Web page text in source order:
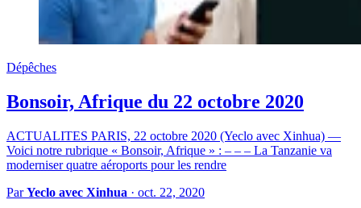
Dépêches
Bonsoir, Afrique du 22 octobre 2020
ACTUALITES PARIS, 22 octobre 2020 (Yeclo avec Xinhua) —
Voici notre rubrique « Bonsoir, Afrique » : – – – La Tanzanie va
moderniser quatre aéroports pour les rendre
ParYeclo avec Xinhua · oct. 22, 2020